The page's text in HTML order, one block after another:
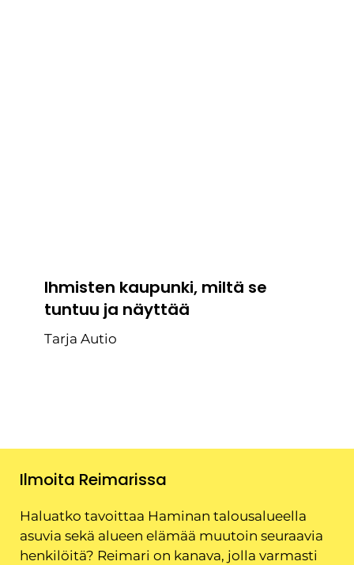
Ihmisten kaupunki, miltä se
tuntuu ja näyttää
Tarja Autio
Ilmoita Reimarissa
Haluatko tavoittaa Haminan talousalueella
asuvia sekä alueen elämää muutoin seuraavia
henkilöitä? Reimari on kanava, jolla varmasti